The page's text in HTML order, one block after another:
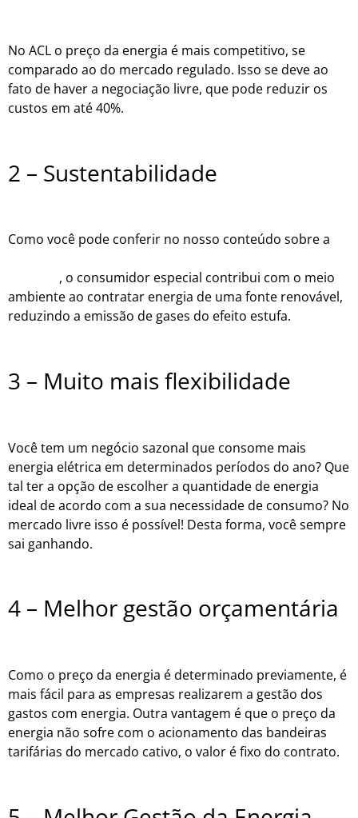
No ACL o preço da energia é mais competitivo, se
comparado ao do mercado regulado. Isso se deve ao
fato de haver a negociação livre, que pode reduzir os
custos em até 40%.
2 – Sustentabilidade
Como você pode conferir no nosso conteúdo sobre a
, o consumidor especial contribui com o meio
ambiente ao contratar energia de uma fonte renovável,
reduzindo a emissão de gases do efeito estufa.
3 – Muito mais flexibilidade
Você tem um negócio sazonal que consome mais
energia elétrica em determinados períodos do ano? Que
tal ter a opção de escolher a quantidade de energia
ideal de acordo com a sua necessidade de consumo? No
mercado livre isso é possível! Desta forma, você sempre
sai ganhando.
4 – Melhor gestão orçamentária
Como o preço da energia é determinado previamente, é
mais fácil para as empresas realizarem a gestão dos
gastos com energia. Outra vantagem é que o preço da
energia não sofre com o acionamento das bandeiras
tarifárias do mercado cativo, o valor é fixo do contrato.